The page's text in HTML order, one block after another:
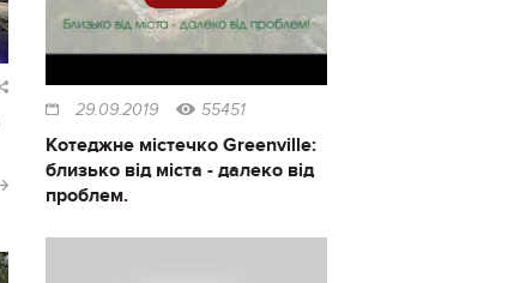
29.09.2019 55451
Котеджне містечко Greenville:
близько від міста - далеко від
проблем.